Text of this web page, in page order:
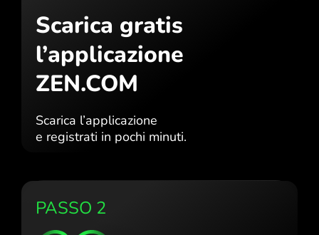
Scarica gratis
l’applicazione
ZEN.COM
Scarica l’applicazione
e registrati in pochi minuti.
PASSO 2